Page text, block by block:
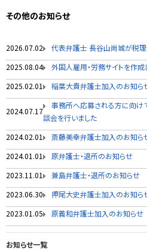
その他のお知らせ
2026.07.02
代表弁護士 長谷山尚城が税
2025.08.04
外国人雇用・労務サイトを作成
2025.02.01
稲葉大貴弁護士加入のお知ら
2024.07.17
事務所へ応募される方に向け
談会を行いました
2024.02.01
斎藤美幸弁護士加入のお知ら
2024.01.01
原弁護士・退所のお知らせ
2023.11.01
兼島弁護士・退所のお知らせ
2023.06.30
押尾大史弁護士加入のお知ら
2023.01.05
原義和弁護士加入のお知らせ
お知らせ一覧